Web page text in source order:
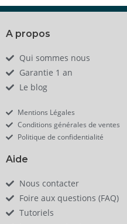
A propos
Qui sommes nous
Garantie 1 an
Le blog
Mentions Légales
Conditions générales de ventes
Politique de confidentialité
Aide
Nous contacter
Foire aux questions (FAQ)
Tutoriels